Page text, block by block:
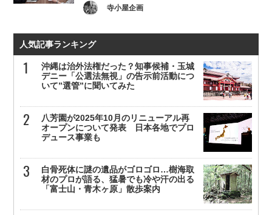
寺小屋企画
人気記事ランキング
沖縄は治外法権だった？知事候補・玉城
デニー「公選法無視」の告示前活動につ
いて”選管”に聞いてみた
八芳園が2025年10月のリニューアル再
オープンについて発表 日本各地でプロ
デュース事業も
白骨死体に謎の遺品がゴロゴロ…樹海取
材のプロが語る、猛暑でも冷や汗の出る
「富士山・青木ヶ原」散歩案内